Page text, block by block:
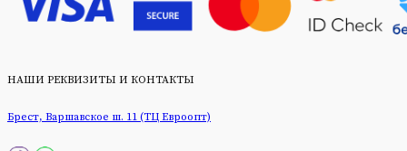
НАШИ РЕКВИЗИТЫ И КОНТАКТЫ
Брест, Варшавское ш. 11 (ТЦ Евроопт)